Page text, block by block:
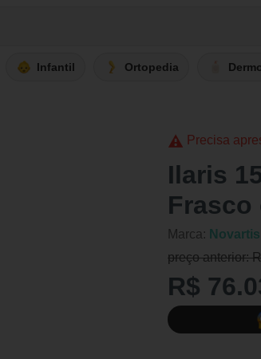
Infantil Ortopedia
Precisa
Ilaris
Frasco
Marca: Novartis
preço anterior:
R$